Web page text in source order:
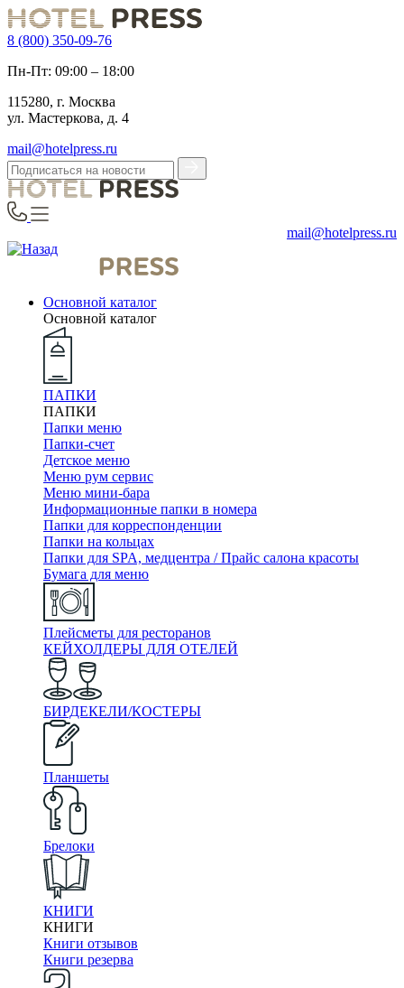
8 (800) 350-09-76
Пн-Пт: 09:00 – 18:00
115280, г. Москва
ул. Мастеркова, д. 4
mail@hotelpress.ru
mail@hotelpress.ru
Основной каталог
Основной каталог
ПАПКИ
ПАПКИ
Папки меню
Папки-счет
Детское меню
Меню рум сервис
Меню мини-бара
Информационные папки в номера
Папки для корреспонденции
Папки на кольцах
Папки для SPA, медцентра / Прайс салона красоты
Бумага для меню
Плейсметы для ресторанов
КЕЙХОЛДЕРЫ ДЛЯ ОТЕЛЕЙ
БИРДЕКЕЛИ/КОСТЕРЫ
Планшеты
Брелоки
КНИГИ
КНИГИ
Книги отзывов
Книги резерва